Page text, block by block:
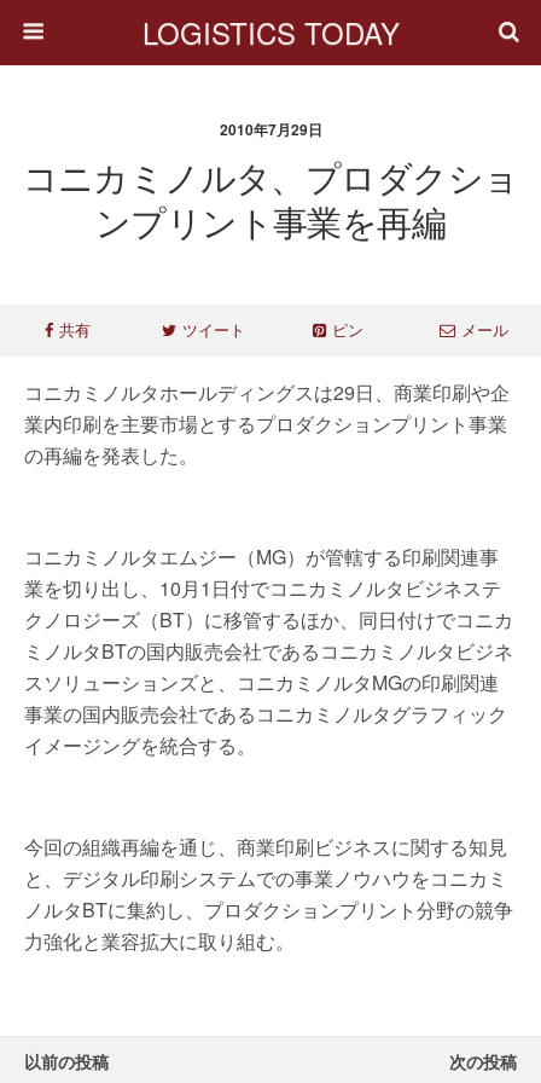
LOGISTICS TODAY
2010年7月29日
コニカミノルタ、プロダクショ
ンプリント事業を再編
共有 ツイート ピン メール
コニカミノルタホールディングスは29日、商業印刷や企
業内印刷を主要市場とするプロダクションプリント事業
の再編を発表した。
コニカミノルタエムジー（MG）が管轄する印刷関連事
業を切り出し、10月1日付でコニカミノルタビジネステ
クノロジーズ（BT）に移管するほか、同日付けでコニカ
ミノルタBTの国内販売会社であるコニカミノルタビジネ
スソリューションズと、コニカミノルタMGの印刷関連
事業の国内販売会社であるコニカミノルタグラフィック
イメージングを統合する。
今回の組織再編を通じ、商業印刷ビジネスに関する知見
と、デジタル印刷システムでの事業ノウハウをコニカミ
ノルタBTに集約し、プロダクションプリント分野の競争
力強化と業容拡大に取り組む。
以前の投稿 次の投稿